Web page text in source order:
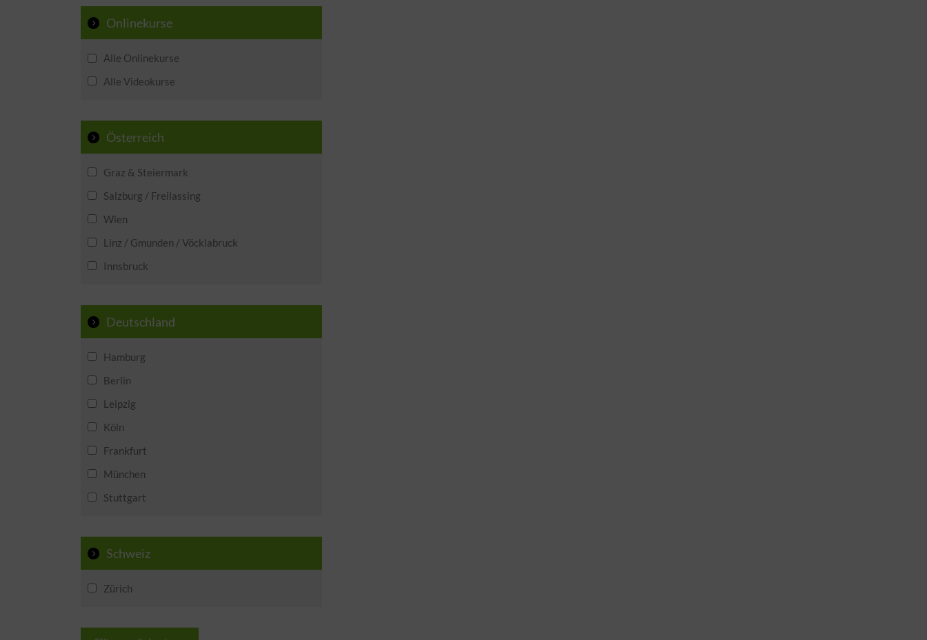
Onlinekurse
Alle Onlinekurse
Alle Videokurse
Österreich
Graz & Steiermark
Salzburg / Freilassing
Wien
Linz / Gmunden / Vöcklabruck
Innsbruck
Deutschland
Hamburg
Berlin
Leipzig
Köln
Frankfurt
München
Stuttgart
Schweiz
Zürich